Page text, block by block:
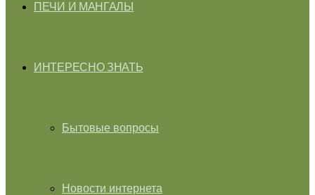
ПЕЧИ И МАНГАЛЫ
ИНТЕРЕСНО ЗНАТЬ
Бытовые вопросы
Новости интернета